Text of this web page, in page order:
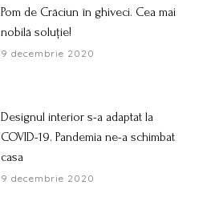
Pom de Crăciun în ghiveci. Cea mai
nobilă soluție!
9 decembrie 2020
Designul interior s-a adaptat la
COVID-19. Pandemia ne-a schimbat
casa
9 decembrie 2020